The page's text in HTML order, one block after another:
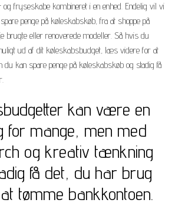
fryseskabe kombineret i en enhed. Endelig vil vi
penge på køleskabskøb, fra at shoppe på
brugte eller renoverede modeller. Så hvis du
ud af dit køleskabsbudget, læs videre for at
du kan spare penge på køleskabskøb og stadig få
kan være en
for mange, men med
og kreativ tænkning
få det, du har brug
tømme bankkontoen.